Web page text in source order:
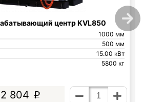
центр KVL850
1000 мм
500 мм
15.00 кВт
5800 кг
804 p